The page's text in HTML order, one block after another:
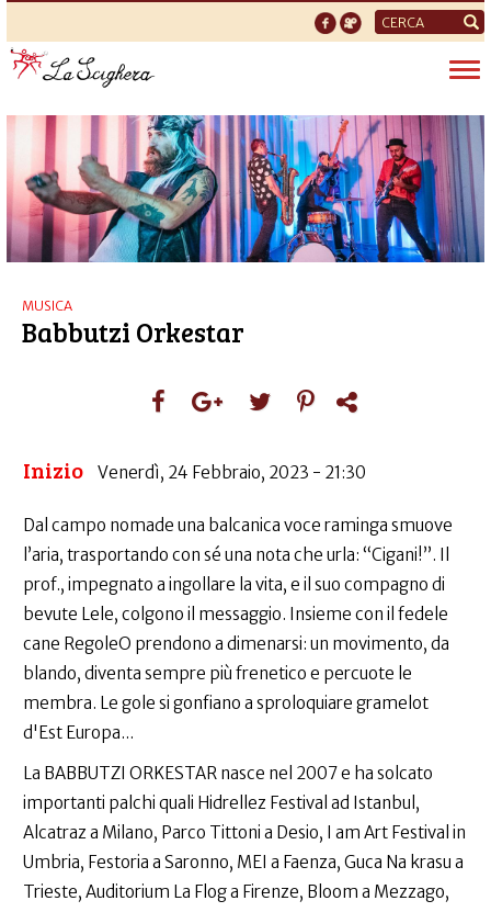
Form
di
ricerca
MUSICA
Babbutzi Orkestar
Inizio Venerdì, 24 Febbraio, 2023 - 21:30
Dal campo nomade una balcanica voce raminga smuove
l’aria, trasportando con sé una nota che urla: “Cigani!”. Il
prof., impegnato a ingollare la vita, e il suo compagno di
bevute Lele, colgono il messaggio. Insieme con il fedele
cane RegoleO prendono a dimenarsi: un movimento, da
blando, diventa sempre più frenetico e percuote le
membra. Le gole si gonfiano a sproloquiare gramelot
d'Est Europa...
La BABBUTZI ORKESTAR nasce nel 2007 e ha solcato
importanti palchi quali Hidrellez Festival ad Istanbul,
Alcatraz a Milano, Parco Tittoni a Desio, I am Art Festival in
Umbria, Festoria a Saronno, MEI a Faenza, Guca Na krasu a
Trieste, Auditorium La Flog a Firenze, Bloom a Mezzago,